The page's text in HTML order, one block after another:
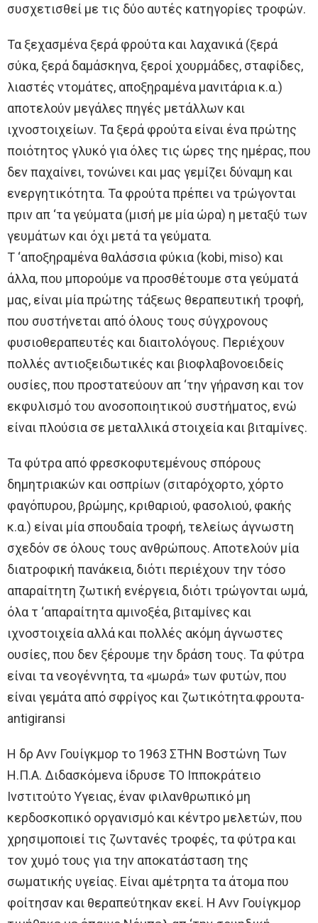
συσχετισθεί με τις δύο αυτές κατηγορίες τροφών.
Τα ξεχασμένα ξερά φρούτα και λαχανικά (ξερά
σύκα, ξερά δαμάσκηνα, ξεροί χουρμάδες, σταφίδες,
λιαστές ντομάτες, αποξηραμένα μανιτάρια κ.α.)
αποτελούν μεγάλες πηγές μετάλλων και
ιχνοστοιχείων. Τα ξερά φρούτα είναι ένα πρώτης
ποιότητος γλυκό για όλες τις ώρες της ημέρας, που
δεν παχαίνει, τονώνει και μας γεμίζει δύναμη και
ενεργητικότητα. Τα φρούτα πρέπει να τρώγονται
πριν απ ‘τα γεύματα (μισή με μία ώρα) η μεταξύ των
γευμάτων και όχι μετά τα γεύματα.
Τ ‘αποξηραμένα θαλάσσια φύκια (kobi, miso) και
άλλα, που μπορούμε να προσθέτουμε στα γεύματά
μας, είναι μία πρώτης τάξεως θεραπευτική τροφή,
που συστήνεται από όλους τους σύγχρονους
φυσιοθεραπευτές και διαιτολόγους. Περιέχουν
πολλές αντιοξειδωτικές και βιοφλαβονοειδείς
ουσίες, που προστατεύουν απ ‘την γήρανση και τον
εκφυλισμό του ανοσοποιητικού συστήματος, ενώ
είναι πλούσια σε μεταλλικά στοιχεία και βιταμίνες.
Τα φύτρα από φρεσκοφυτεμένους σπόρους
δημητριακών και οσπρίων (σιταρόχορτο, χόρτο
φαγόπυρου, βρώμης, κριθαριού, φασολιού, φακής
κ.α.) είναι μία σπουδαία τροφή, τελείως άγνωστη
σχεδόν σε όλους τους ανθρώπους. Αποτελούν μία
διατροφική πανάκεια, διότι περιέχουν την τόσο
απαραίτητη ζωτική ενέργεια, διότι τρώγονται ωμά,
όλα τ ‘απαραίτητα αμινοξέα, βιταμίνες και
ιχνοστοιχεία αλλά και πολλές ακόμη άγνωστες
ουσίες, που δεν ξέρουμε την δράση τους. Τα φύτρα
είναι τα νεογέννητα, τα «μωρά» των φυτών, που
είναι γεμάτα από σφρίγος και ζωτικότητα.φρουτα-
antigiransi
Η δρ Ανν Γουίγκμορ το 1963 ΣΤΗΝ Βοστώνη Των
Η.Π.Α. Διδασκόμενα ίδρυσε ΤΟ Ιπποκράτειο
Ινστιτούτο Υγειας, έναν φιλανθρωπικό μη
κερδοσκοπικό οργανισμό και κέντρο μελετών, που
χρησιμοποιεί τις ζωντανές τροφές, τα φύτρα και
τον χυμό τους για την αποκατάσταση της
σωματικής υγείας. Είναι αμέτρητα τα άτομα που
φοίτησαν και θεραπεύτηκαν εκεί. Η Ανν Γουίγκμορ